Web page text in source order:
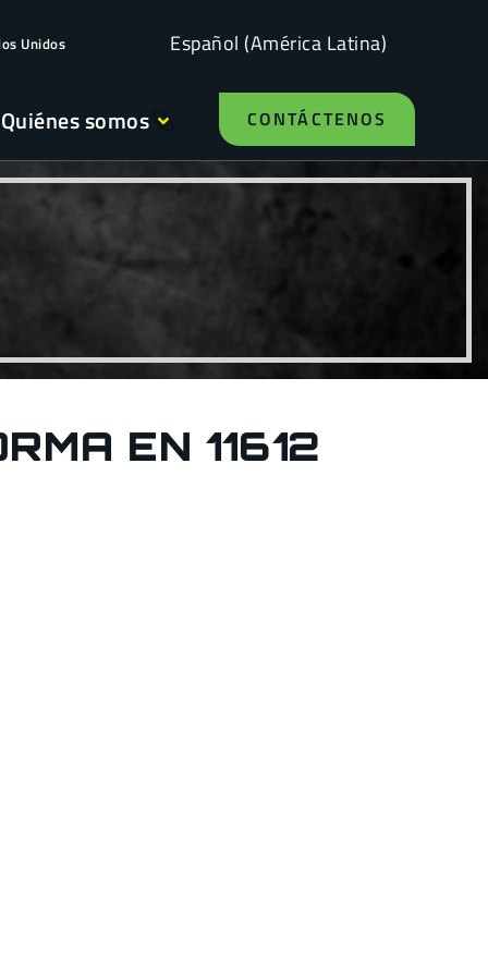
Unidos Español (América Latina)
Quiénes somos CONTÁCTENOS
EN 11612